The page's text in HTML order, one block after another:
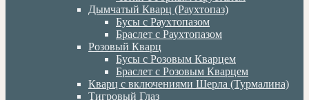
Дымчатый Кварц (Раухтопаз)
Бусы с Раухтопазом
Браслет с Раухтопазом
Розовый Кварц
Бусы с Розовым Кварцем
Браслет с Розовым Кварцем
Кварц с включениями Шерла (Турмалина)
Тигровый Глаз